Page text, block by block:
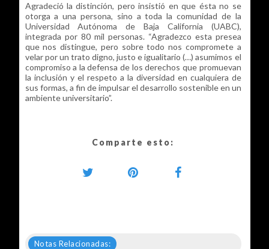
Agradeció la distinción, pero insistió en que ésta no se
otorga a una persona, sino a toda la comunidad de la
Universidad Autónoma de Baja California (UABC),
integrada por 80 mil personas. “Agradezco esta presea
que nos distingue, pero sobre todo nos compromete a
velar por un trato digno, justo e igualitario (…) asumimos el
compromiso a la defensa de los derechos que promuevan
la inclusión y el respeto a la diversidad en cualquiera de
sus formas, a fin de impulsar el desarrollo sostenible en un
ambiente universitario”.
Comparte esto:
Notas Relacionadas: